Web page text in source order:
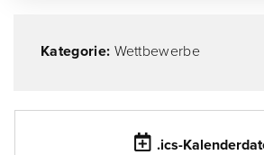
Kategorie: Wettbewerbe
.ics-